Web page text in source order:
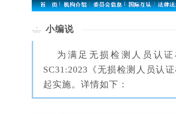
小编说
为满足无损检测人员认
SC31:2023《无损检测人员认
起实施。详情如下：